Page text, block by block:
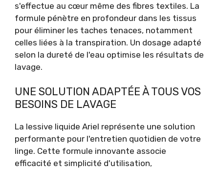
s'effectue au cœur même des fibres textiles. La
formule pénètre en profondeur dans les tissus
pour éliminer les taches tenaces, notamment
celles liées à la transpiration. Un dosage adapté
selon la dureté de l'eau optimise les résultats de
lavage.
UNE SOLUTION ADAPTÉE À TOUS VOS
BESOINS DE LAVAGE
La lessive liquide Ariel représente une solution
performante pour l'entretien quotidien de votre
linge. Cette formule innovante associe
efficacité et simplicité d'utilisation,